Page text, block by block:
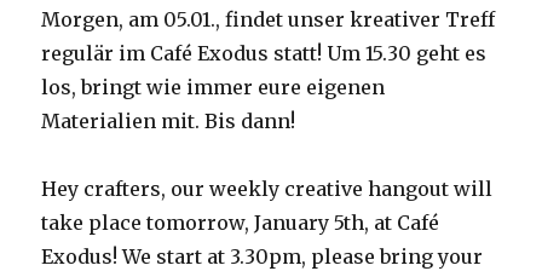
Morgen, am 05.01., findet unser kreativer Treff
regulär im Café Exodus statt! Um 15.30 geht es
los, bringt wie immer eure eigenen
Materialien mit. Bis dann!
Hey crafters, our weekly creative hangout will
take place tomorrow, January 5th, at Café
Exodus! We start at 3.30pm, please bring your